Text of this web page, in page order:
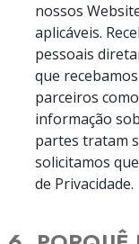
nossos
aplicáveis.
pessoais
que
parceiros
informação
partes tratam
solicitamos
de Privacidade.